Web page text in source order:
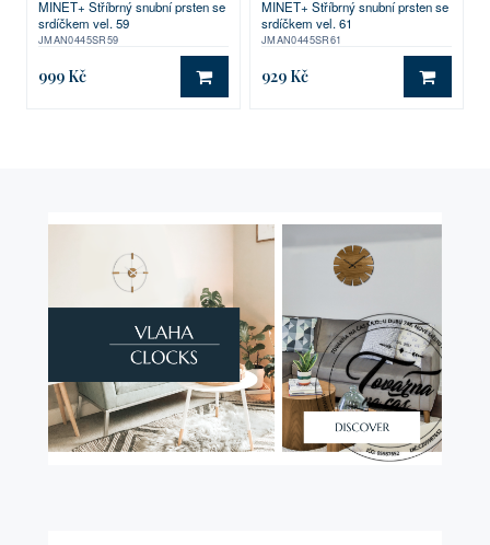
MINET+ Stříbrný snubní prsten se
srdíčkem vel. 59
JMAN0445SR59
999 Kč DO KOŠÍKU
MINET+ Stříbrný snubní prsten se
srdíčkem vel. 61
JMAN0445SR61
929 Kč DO